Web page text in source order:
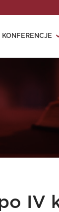
KONFERENCJE
IV